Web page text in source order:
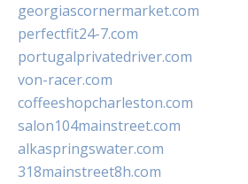
georgiascornermarket.com
perfectfit24-7.com
portugalprivatedriver.com
von-racer.com
coffeeshopcharleston.com
salon104mainstreet.com
alkaspringswater.com
318mainstreet8h.com